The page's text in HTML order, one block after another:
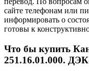
сайте телефонам или
информировать о
готовы к
Что бы купить
251.16.01.000.